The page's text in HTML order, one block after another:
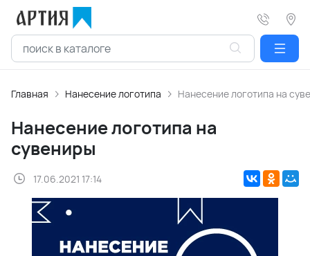
Главная Нанесение логотипа Нанесение логотипа на
Нанесение логотипа на
сувениры
17.06.2021 17:14